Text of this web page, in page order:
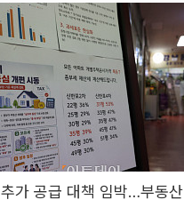
추가 공급 대책 임박…부동산